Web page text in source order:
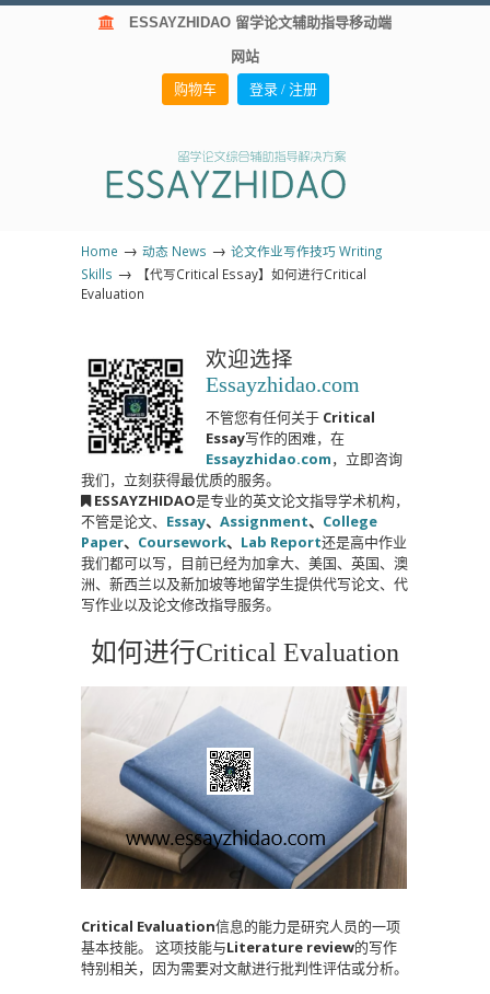
ESSAYZHIDAO 留学论文辅助指导移动端
网站
购物车 登录 / 注册
Home → 动态 News → 论文作业写作技巧 Writing
Skills →
【代写Critical Essay】如何进行Critical
Evaluation
欢迎选择
Essayzhidao.com
不管您有任何关于 Critical
Essay写作的困难，在
Essayzhidao.com，立即咨询
我们，立刻获得最优质的服务。
ESSAYZHIDAO是专业的英文论文指导学术机构，
不管是论文、 Essay、 Assignment、 College
Paper、 Coursework、 Lab Report还是高中作业
我们都可以写，目前已经为加拿大、美国、英国、澳
洲、新西兰以及新加坡等地留学生提供代写论文、代
写作业以及论文修改指导服务。
如何进行Critical Evaluation
Critical Evaluation信息的能力是研究人员的一项
基本技能。 这项技能与Literature review的写作
特别相关，因为需要对文献进行批判性评估或分析。